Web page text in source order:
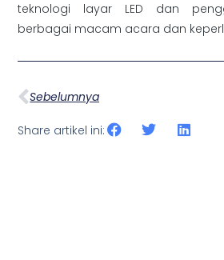
teknologi layar LED dan
berbagai macam acara dan
Sebelumnya
Share artikel ini: